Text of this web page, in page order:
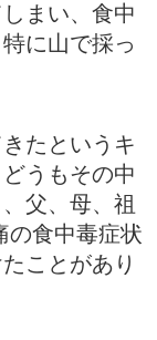
まい、食中
に山で採っ
たというキ
うもその中
父、母、祖
の食中毒症状
ことがあり